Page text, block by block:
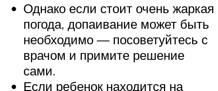
Однако если стоит очень жаркая
погода, допаивание может быть
необходимо — посоветуйтесь с
врачом и примите решение
сами.
Если ребенок находится на